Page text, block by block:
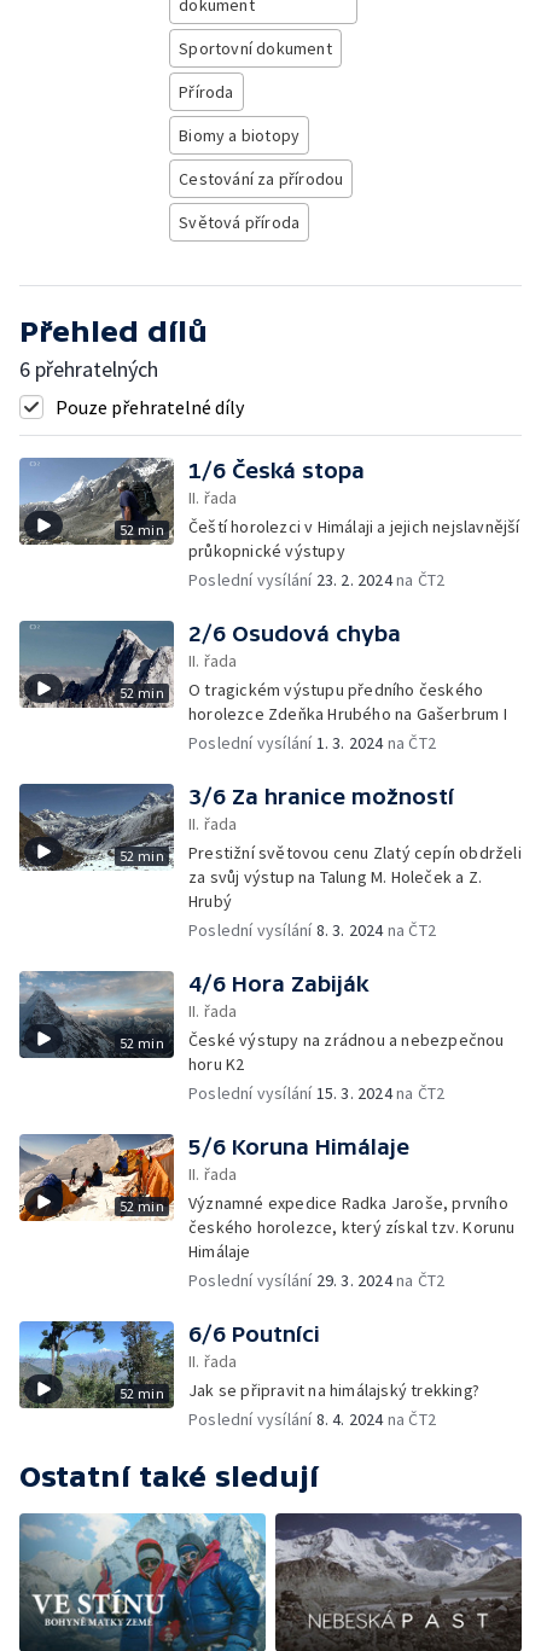
dokument
Sportovní dokument
Příroda
Biomy a biotopy
Cestování za přírodou
Světová příroda
Přehled dílů
6 přehratelných
Pouze přehratelné díly
52 min
1/6 Česká stopa
II. řada
Čeští horolezci v Himálaji a jejich nejslavnější
průkopnické výstupy
Poslední vysílání 23. 2. 2024na ČT2
52 min
2/6 Osudová chyba
II. řada
O tragickém výstupu předního českého
horolezce Zdeňka Hrubého na Gašerbrum I
Poslední vysílání1. 3. 2024na ČT2
52 min
3/6 Za hranice možností
II. řada
Prestižní světovou cenu Zlatý cepín obdrželi
za svůj výstup na Talung M. Holeček a Z.
Hrubý
Poslední vysílání8. 3. 2024na ČT2
52 min
4/6 Hora Zabiják
II. řada
České výstupy na zrádnou a nebezpečnou
horu K2
Poslední vysílání15. 3. 2024na ČT2
52 min
5/6 Koruna Himálaje
II. řada
Významné expedice Radka Jaroše, prvního
českého horolezce, který získal tzv. Korunu
Himálaje
Poslední vysílání 29. 3. 2024na ČT2
52 min
6/6 Poutníci
II. řada
Jak se připravit na himálajský trekking?
Poslední vysílání8. 4. 2024na ČT2
Ostatní také sledují